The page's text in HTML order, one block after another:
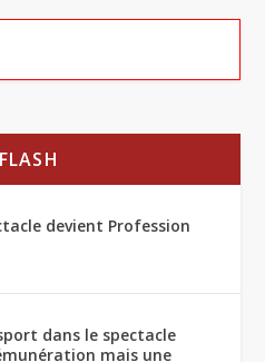
devient Profession
dans le spectacle
mais une